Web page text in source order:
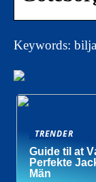
Keywords:
TRENDER
Guide til at
Perfekte
Män